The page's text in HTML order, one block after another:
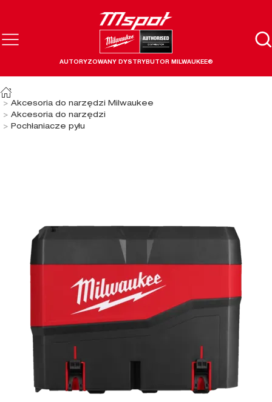
AUTORYZOWANY DYSTRYBUTOR MILWAUKEE®
Akcesoria do narzędzi Milwaukee
Akcesoria do narzędzi
Pochłaniacze pyłu